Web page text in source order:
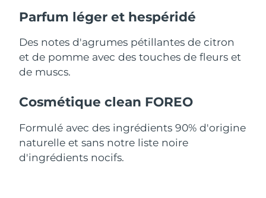
Parfum léger et hespéridé
Des notes d'agrumes pétillantes de citron
et de pomme avec des touches de fleurs et
de muscs.
Cosmétique clean FOREO
Formulé avec des ingrédients 90% d'origine
naturelle et sans notre liste noire
d'ingrédients nocifs.
Suède Livraison estimée
Suisse Livraison estimée 8/9/26
Thaïlande Livraison estimée
Turquie Livraison estimée 8/10/26
Émirats arabes unis